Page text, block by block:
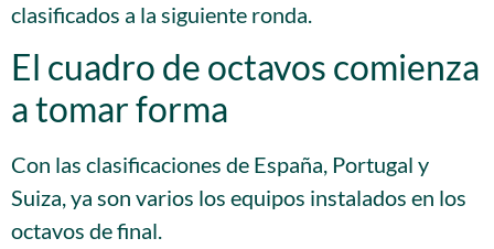
clasificados a la siguiente ronda.
El cuadro de octavos comienza
a tomar forma
Con las clasificaciones de España, Portugal y
Suiza, ya son varios los equipos instalados en los
octavos de final.